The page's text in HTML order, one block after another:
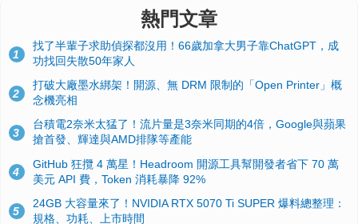
熱門文章
1
找了半輩子求助偵探都沒用！66歲加拿大男子靠ChatGPT，成
功找回失散50年家人
2
打破大廠墨水綁架！開源、無 DRM 限制的「Open Printer」概
念機亮相
3
台積電2奈米太猛了！流片量是3奈米同期的4倍，Google與蘋果
搶首發、輝達與AMD排隊等產能
4
GitHub 狂攬 4 萬星！Headroom 開源工具幫開發者省下 70 萬
美元 API 費，Token 消耗暴降 92%
5
24GB 大容量來了！NVIDIA RTX 5070 Ti SUPER 爆料總整理：
規格、功耗、上市時間